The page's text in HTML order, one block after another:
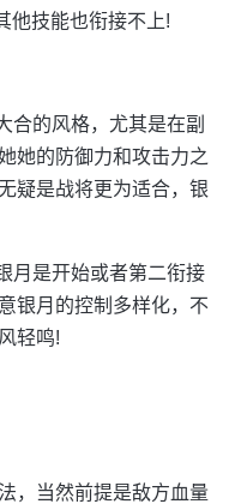
他技能也衔接不上!
合的风格，尤其是在副
她的防御力和攻击力之
疑是战将更为适合，银
月是开始或者第二衔接
银月的控制多样化，不
轻鸣!
，当然前提是敌方血量